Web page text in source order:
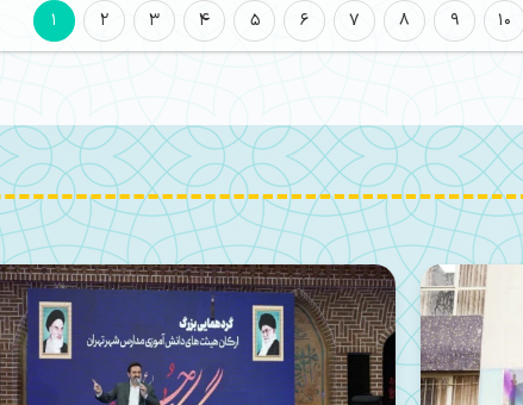
1 2 3 4 5 6 7 8 9 10